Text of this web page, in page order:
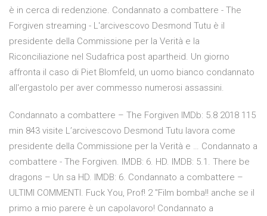
è in cerca di redenzione. Condannato a combattere - The
Forgiven streaming - L'arcivescovo Desmond Tutu è il
presidente della Commissione per la Verità e la
Riconciliazione nel Sudafrica post apartheid. Un giorno
affronta il caso di Piet Blomfeld, un uomo bianco condannato
all'ergastolo per aver commesso numerosi assassini.
Condannato a combattere – The Forgiven IMDb: 5.8 2018 115
min 843 visite L’arcivescovo Desmond Tutu lavora come
presidente della Commissione per la Verità e … Condannato a
combattere - The Forgiven. IMDB: 6. HD. IMDB: 5.1. There be
dragons – Un sa HD. IMDB: 6. Condannato a combattere –
ULTIMI COMMENTI. Fuck You, Prof! 2 "Film bomba!! anche se il
primo a mio parere è un capolavoro! Condannato a